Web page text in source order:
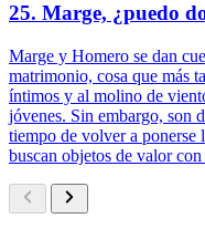
25. Marge, ¿puedo
Marge y Homero se dan
matrimonio, cosa que más
íntimos y al molino de
jóvenes. Sin embargo, son
tiempo de volver a
buscan objetos de valor